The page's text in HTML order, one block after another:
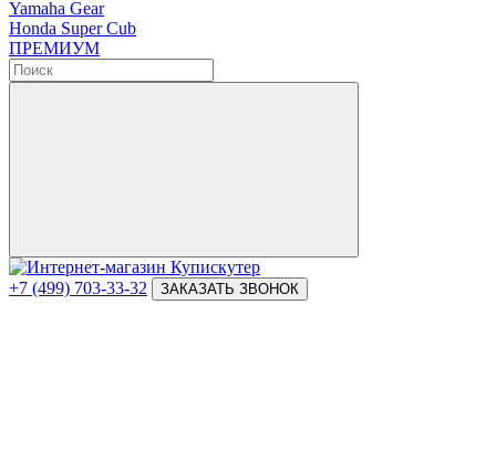
Yamaha Gear
Honda Super Cub
ПРЕМИУМ
+7 (499) 703-33-32 ЗАКАЗАТЬ ЗВОНОК